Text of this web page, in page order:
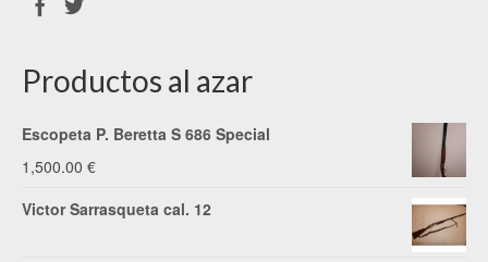
Productos al azar
Escopeta P. Beretta S 686 Special
1,500.00 €
Victor Sarrasqueta cal. 12